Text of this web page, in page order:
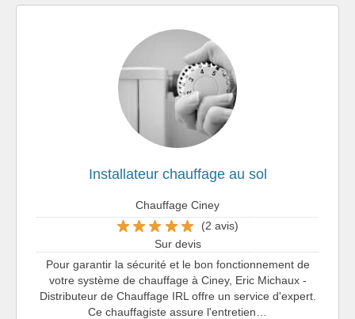
Installateur chauffage au sol
Chauffage Ciney
(2 avis)
Sur devis
Pour garantir la sécurité et le bon fonctionnement de
votre système de chauffage à Ciney, Eric Michaux -
Distributeur de Chauffage IRL offre un service d'expert.
Ce chauffagiste assure l'entretien…